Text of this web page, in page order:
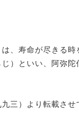
、寿命が尽きる時
）といい、阿弥陀
三）より転載させ